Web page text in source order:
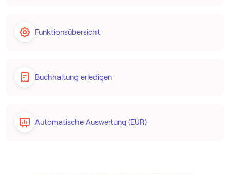
Funktionsübersicht
Buchhaltung erledigen
Automatische Auswertung (EÜR)